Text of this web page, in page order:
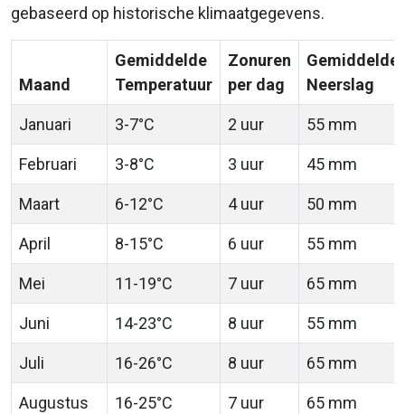
gebaseerd op historische klimaatgegevens.
Maand
Gemiddelde
Temperatuur
Zonuren
per dag
Gemiddelde
Neerslag
Januari 3-7°C 2 uur 55 mm
Februari 3-8°C 3 uur 45 mm
Maart 6-12°C 4 uur 50 mm
April 8-15°C 6 uur 55 mm
Mei 11-19°C 7 uur 65 mm
Juni 14-23°C 8 uur 55 mm
Juli 16-26°C 8 uur 65 mm
Augustus 16-25°C 7 uur 65 mm